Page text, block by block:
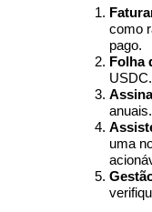
Launchpool
Staking flexível
como
pago.
Folha
uma